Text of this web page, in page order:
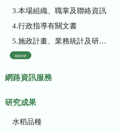
3.本場組織、職掌及聯絡資訊
4.行政指導有關文書
5.施政計畫、業務統計及研究報告
more
網路資訊服務
研究成果
水稻品種